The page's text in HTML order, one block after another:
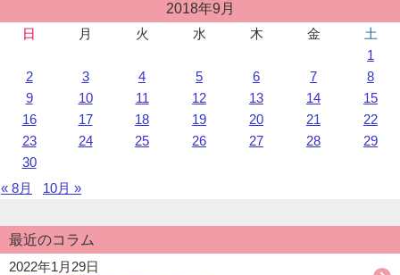
ん
ど
て
く
る
稿
2018年9月
日
月 火 水 木 金
土
1
2
3 4 5 6 7
8
9
10 11 12 13 14
15
16
17 18 19 20 21
22
23
24 25 26 27 28
29
30
« 8月
10月 »
最近のコラム
2022年1月29日